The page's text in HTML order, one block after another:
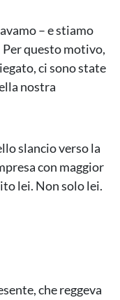
– e stiamo
Per questo motivo,
ci sono state
nostra
slancio verso la
con maggior
lei. Non solo lei.
che reggeva